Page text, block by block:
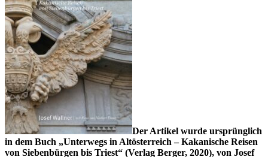
Der Artikel wurde ursprünglich
in dem Buch „Unterwegs in Altösterreich – Kakanische Reisen
von Siebenbürgen bis Triest“ (Verlag Berger, 2020), von Josef